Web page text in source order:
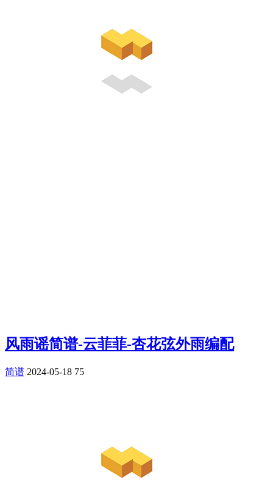
风雨谣简谱-云菲菲-杏花弦外雨编配
简谱 2024-05-18 75